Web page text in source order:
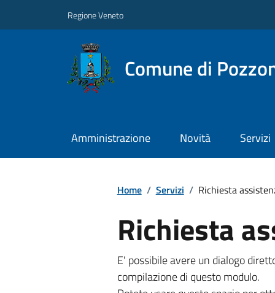
Regione Veneto
Comune di
Amministrazione Novità Servizi
Home / Servizi / Richiesta
Richiesta
E' possibile avere un dialogo
compilazione di questo modulo.